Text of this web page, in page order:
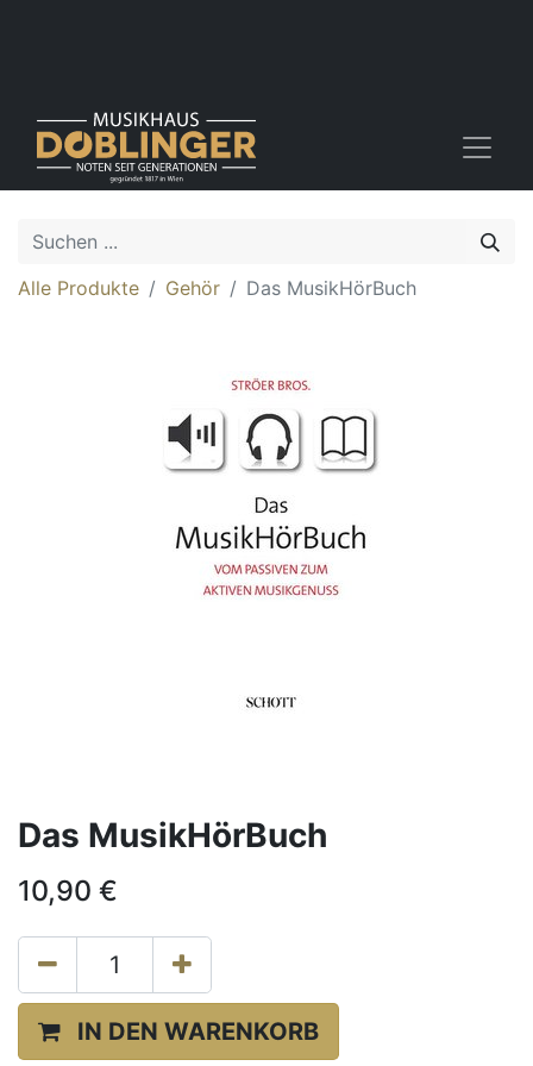
Alle Produkte Gehör Das MusikHörBuch
Das MusikHörBuch
10,90 €
IN DEN WARENKORB